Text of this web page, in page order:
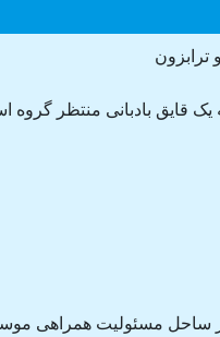
ترابزون
یک قایق بادبانی منتظر گروه
مسئولیت همراهی